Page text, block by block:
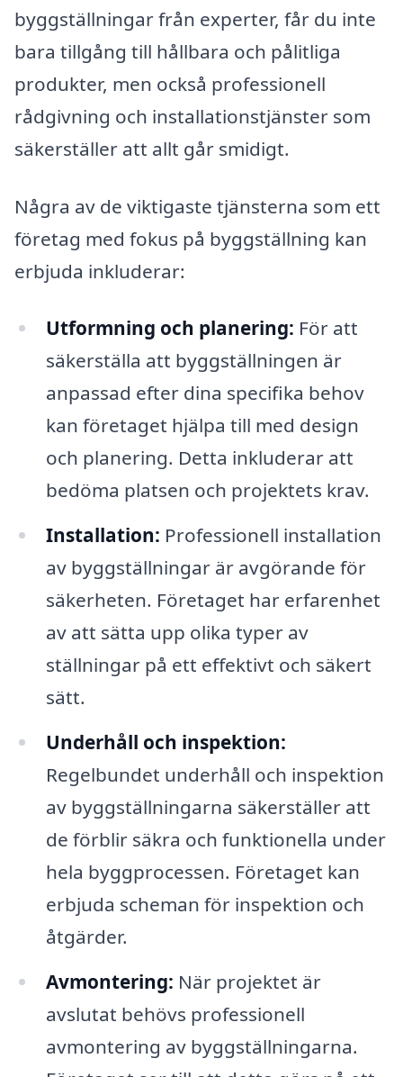
byggställningar från experter, får du inte
bara tillgång till hållbara och pålitliga
produkter, men också professionell
rådgivning och installationstjänster som
säkerställer att allt går smidigt.
Några av de viktigaste tjänsterna som ett
företag med fokus på byggställning kan
erbjuda inkluderar:
Utformning och planering: För att
säkerställa att byggställningen är
anpassad efter dina specifika behov
kan företaget hjälpa till med design
och planering. Detta inkluderar att
bedöma platsen och projektets krav.
Installation: Professionell installation
av byggställningar är avgörande för
säkerheten. Företaget har erfarenhet
av att sätta upp olika typer av
ställningar på ett effektivt och säkert
sätt.
Underhåll och inspektion:
Regelbundet underhåll och inspektion
av byggställningarna säkerställer att
de förblir säkra och funktionella under
hela byggprocessen. Företaget kan
erbjuda scheman för inspektion och
åtgärder.
Avmontering: När projektet är
avslutat behövs professionell
avmontering av byggställningarna.